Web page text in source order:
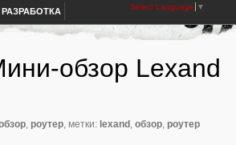
РАЗРАБОТКА Select Language ▼
обзор Lexand
, роутер, метки: lexand , обзор, роутер